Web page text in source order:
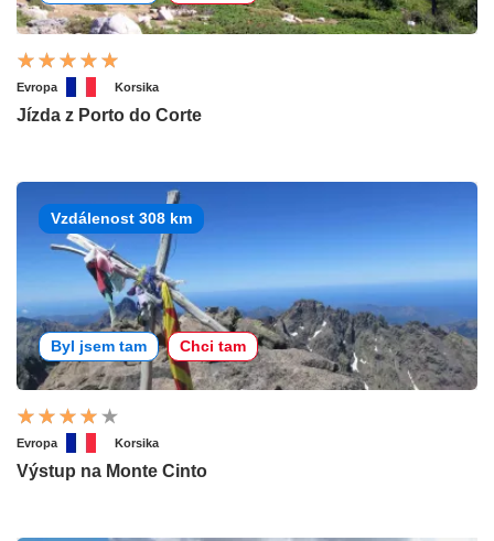
Evropa Korsika
Jízda z Porto do Corte
Vzdálenost 308 km
Byl jsem tam Chci tam
Evropa Korsika
Výstup na Monte Cinto